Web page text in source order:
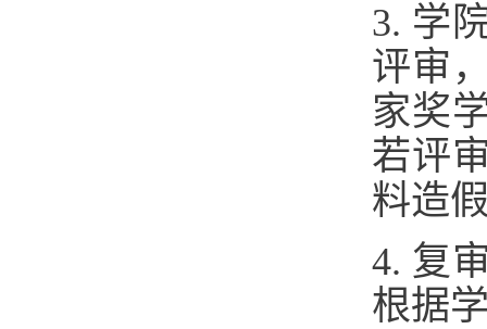
3. 学
评审
家奖
若评
料造
4. 复
根据